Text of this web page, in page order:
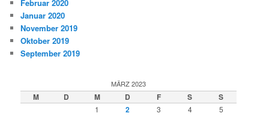
Februar 2020
Januar 2020
November 2019
Oktober 2019
September 2019
MÄRZ 2023
M D M D F S S
1 2 3 4
5